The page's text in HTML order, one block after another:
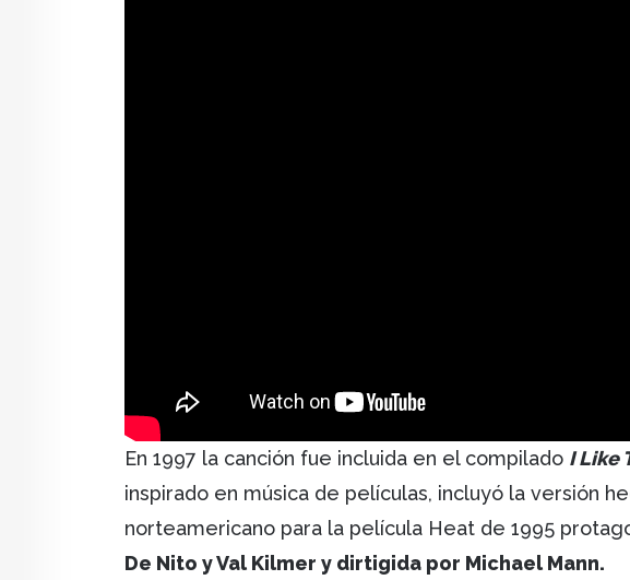
En 1997 la canción fue incluida en el compilado I Like
inspirado en música de películas, incluyó la versión
norteamericano para la película Heat de 1995
De Nito y Val Kilmer y dirtigida por Michael Mann.